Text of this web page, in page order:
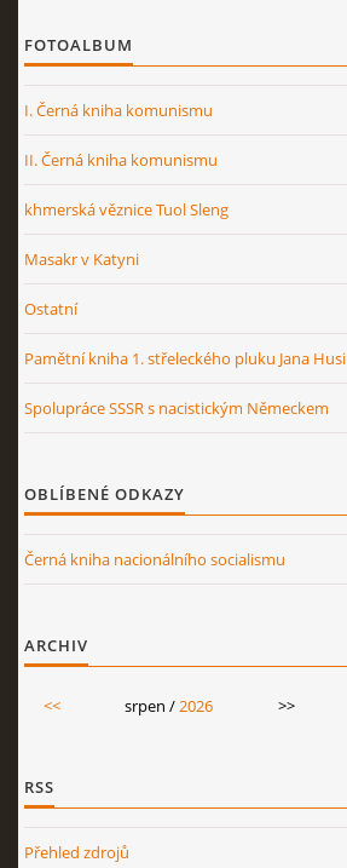
FOTOALBUM
I. Černá kniha komunismu
II. Černá kniha komunismu
khmerská věznice Tuol Sleng
Masakr v Katyni
Ostatní
Pamětní kniha 1. střeleckého pluku Jana Husi
Spolupráce SSSR s nacistickým Německem
OBLÍBENÉ ODKAZY
Černá kniha nacionálního socialismu
ARCHIV
<< srpen /2026 >>
RSS
Přehled zdrojů